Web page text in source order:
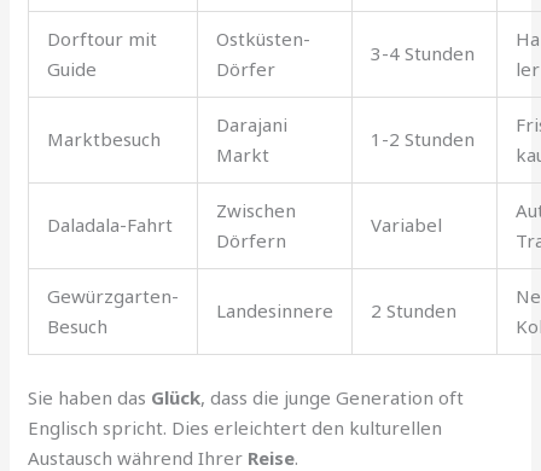
Dorftour mit
Guide
Ostküsten-
Dörfer
3-4 Stunden
Marktbesuch
Darajani
Markt
1-2 Stunden
Daladala-Fahrt
Zwischen
Dörfern
Variabel
Gewürzgarten-
Besuch
Landesinnere 2 Stunden
Sie haben das Glück, dass die junge Generation oft
Englisch spricht. Dies erleichtert den kulturellen
Austausch während Ihrer Reise.